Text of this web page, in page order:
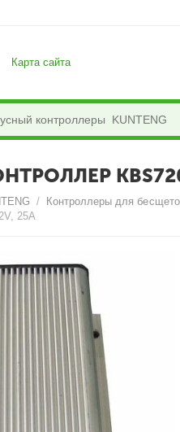
Карта сайта
/ Контроллеры для
25A